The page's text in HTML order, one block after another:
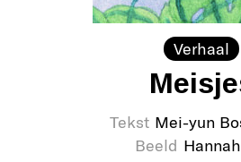
Verhaal
Tekst Mei-yun
Beeld